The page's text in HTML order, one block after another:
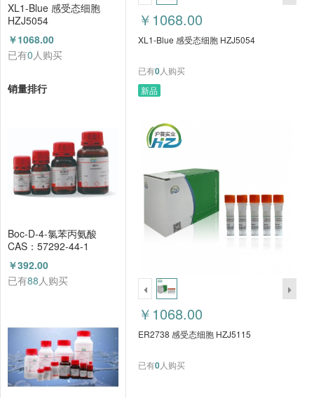
XL1-Blue 感受态细胞
HZJ5054
￥1068.00
已有0人购买
销量排行
Boc-D-4-氯苯丙氨酸
CAS：57292-44-1
（HZ52015591）
￥392.00
已有88人购买
￥1068.00
XL1-Blue 感受态细胞 HZJ5054
已有0人购买
新品
￥1068.00
ER2738 感受态细胞 HZJ5115
已有0人购买